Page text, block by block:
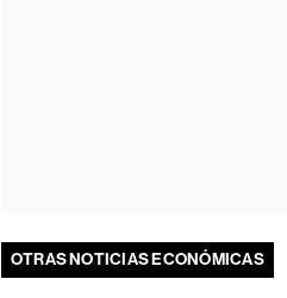
OTRAS NOTICIAS ECONÓMICAS